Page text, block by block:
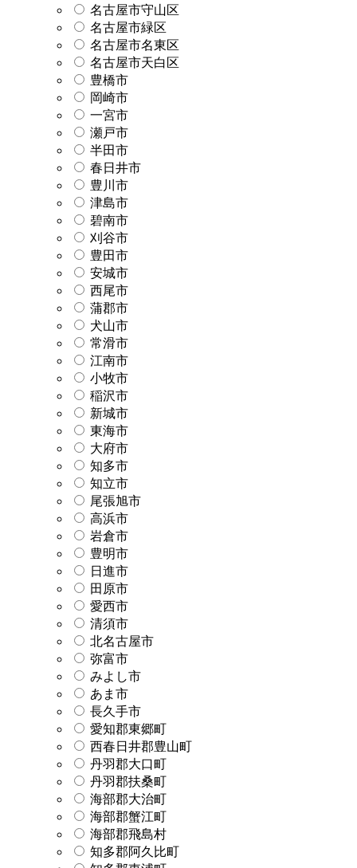
名古屋市守山区
名古屋市緑区
名古屋市名東区
名古屋市天白区
豊橋市
岡崎市
一宮市
瀬戸市
半田市
春日井市
豊川市
津島市
碧南市
刈谷市
豊田市
安城市
西尾市
蒲郡市
犬山市
常滑市
江南市
小牧市
稲沢市
新城市
東海市
大府市
知多市
知立市
尾張旭市
高浜市
岩倉市
豊明市
日進市
田原市
愛西市
清須市
北名古屋市
弥富市
みよし市
あま市
長久手市
愛知郡東郷町
西春日井郡豊山町
丹羽郡大口町
丹羽郡扶桑町
海部郡大治町
海部郡蟹江町
海部郡飛島村
知多郡阿久比町